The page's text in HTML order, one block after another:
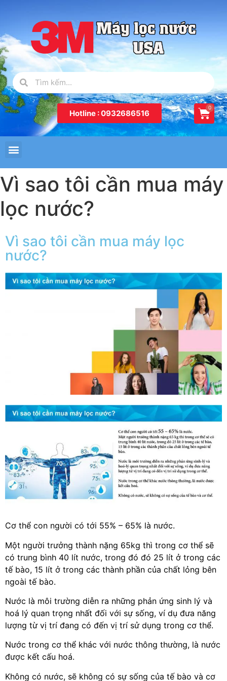
Hotline : 0932686516
Vì sao tôi cần mua máy
lọc nước?
Vì sao tôi cần mua máy lọc
nước?
Cơ thể con người có tới 55% – 65% là nước.
Một người trưởng thành nặng 65kg thì trong cơ thể sẽ
có trung bình 40 lít nước, trong đó đó 25 lít ở trong các
tế bào, 15 lít ở trong các thành phần của chất lỏng bên
ngoài tế bào.
Nước là môi trường diễn ra những phản ứng sinh lý và
hoá lý quan trọng nhất đối với sự sống, ví dụ đưa năng
lượng từ vị trí đang có đến vị trí sử dụng trong cơ thể.
Nước trong cơ thể khác với nước thông thường, là nước
được kết cấu hoá.
Không có nước, sẽ không có sự sống của tế bào và cơ